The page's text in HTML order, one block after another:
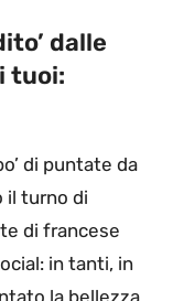
dalle
tuoi:
di puntate da
il turno di
di francese
in tanti, in
la bellezza